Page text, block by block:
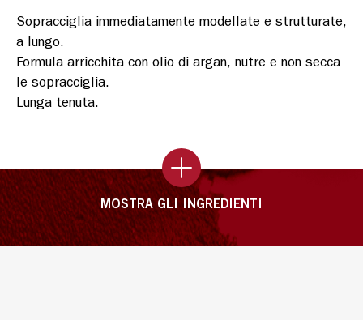
Sopracciglia immediatamente modellate e strutturate,
a lungo.
Formula arricchita con olio di argan, nutre e non secca
le sopracciglia.
Lunga tenuta.
MOSTRA GLI INGREDIENTI